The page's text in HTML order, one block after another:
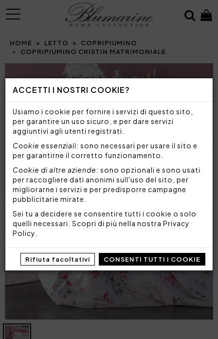
ACCETTI I NOSTRI COOKIE?
Usiamo i cookie per fornire i servizi di questo sito,
per garantire un uso sicuro, e per dare servizi
aggiuntivi agli utenti registrati.
Cookie essenziali: sono necessari per usare il sito e
per garantirne il corretto funzionamento.
Cookie di altre aziende: sono opzionali e sono usati
per raccogliere dati anonimi sull'uso del sito, per
migliorarne i servizi e per predisporre campagne
pubblicitarie mirate.
Sei tu a decidere se consentire tutti i cookie o solo
quelli necessari. Scopri di più nella nostra Privacy
Policy
Rifiuta facoltativi CONSENTI TUTTI I COOKIE
MENU
HOME LETTO
COPRIPIUMINO
COPRIPIUMINO CRISTIN MATRIMONIALE
Prev